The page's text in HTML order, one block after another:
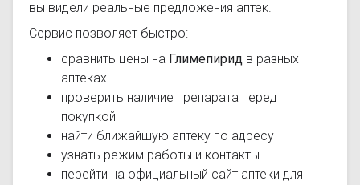
вы видели реальные предложения аптек.
Сервис позволяет быстро:
сравнить цены на Глимепирид в разных
аптеках
проверить наличие препарата перед
покупкой
найти ближайшую аптеку по адресу
узнать режим работы и контакты
перейти на официальный сайт аптеки для